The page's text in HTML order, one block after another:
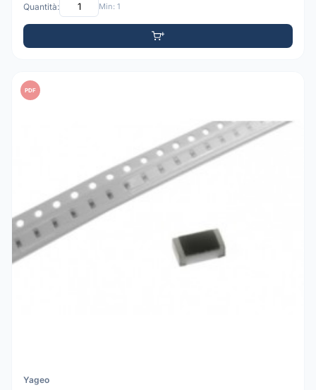
Quantità: Min: 1
PDF
Yageo